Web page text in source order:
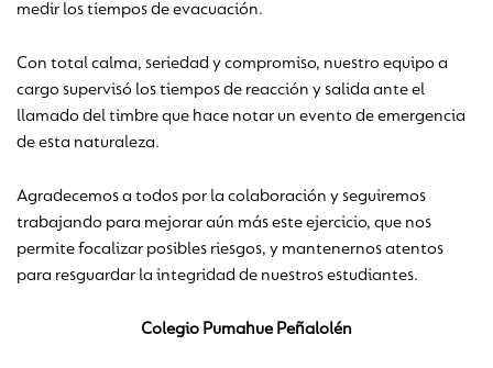
medir los tiempos de evacuación.
Con total calma, seriedad y compromiso, nuestro equipo a
cargo supervisó los tiempos de reacción y salida ante el
llamado del timbre que hace notar un evento de emergencia
de esta naturaleza.
Agradecemos a todos por la colaboración y seguiremos
trabajando para mejorar aún más este ejercicio, que nos
permite focalizar posibles riesgos, y mantenernos atentos
para resguardar la integridad de nuestros estudiantes.
Colegio Pumahue Peñalolén